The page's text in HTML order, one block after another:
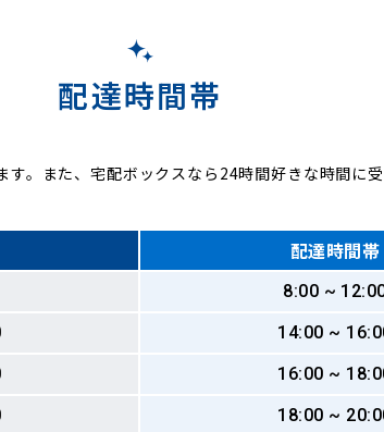
配達時間帯
す。また、宅配ボックスなら24時間好きな時間に
配達時間帯
8:00 ~
14:00 ~
16:00 ~
18:00 ~